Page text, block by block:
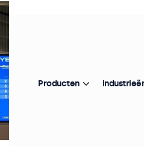
Producten